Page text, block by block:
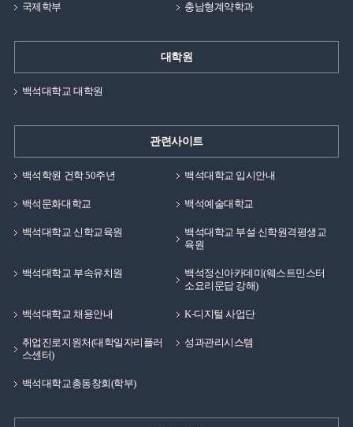
국제학부 충남형계약학과
대학원
백석대학교 대학원
관련사이트
백석학원 건학 50주년 백석대학교 입시안내
백석문화대학교 백석예술대학교
백석대학교 신학교육원
백석대학교 부설 신학원격평생교
육원
백석대학교 부속유치원
백석정신아카데미(웨스트민스터
소요리문답 강해)
백석대학교 채용안내 K-디지털 사업단
취업진로지원처(대학일자리플러
스센터)
성과관리시스템
백석대학교총동창회(학부)